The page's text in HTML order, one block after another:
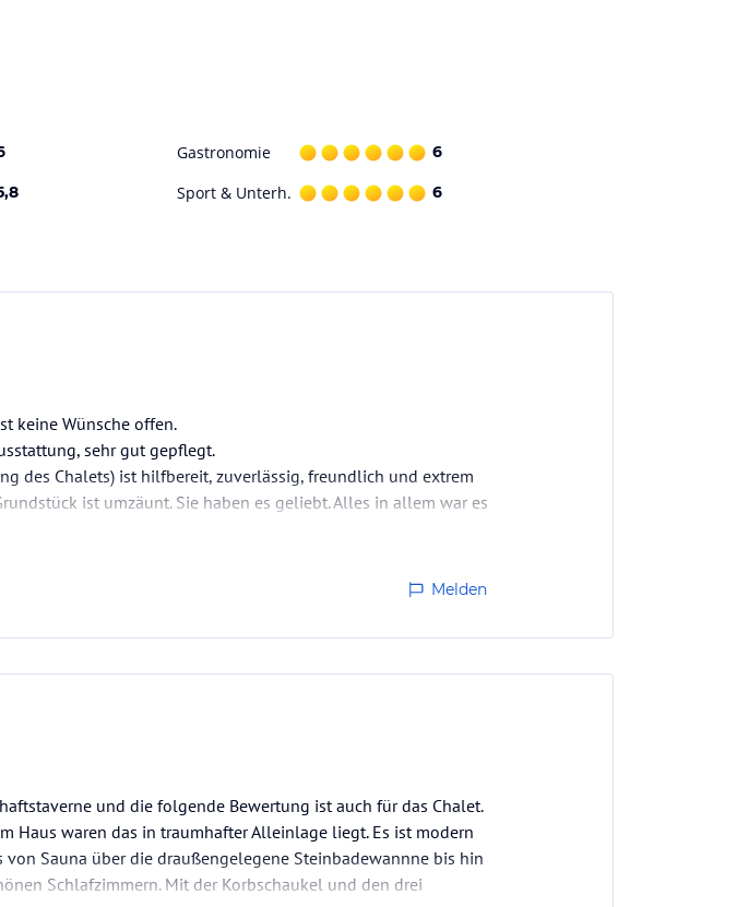
Gastronomie 6
Sport & Unterh. 6
keine Wünsche offen.
sehr gut gepflegt.
des Chalets) ist hilfbereit, zuverlässig, freundlich und extrem
ist umzäunt. Sie haben es geliebt. Alles in allem war es
Melden
und die folgende Bewertung ist auch für das Chalet.
Haus waren das in traumhafter Alleinlage liegt. Es ist modern
Sauna über die draußengelegene Steinbadewannne bis hin
Schlafzimmern. Mit der Korbschaukel und den drei